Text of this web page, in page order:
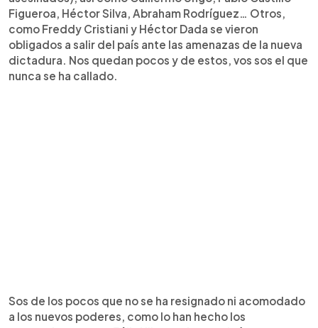
Figueroa, Héctor Silva, Abraham Rodríguez… Otros,
como Freddy Cristiani y Héctor Dada se vieron
obligados a salir del país ante las amenazas de la nueva
dictadura. Nos quedan pocos y de estos, vos sos el que
nunca se ha callado.
Sos de los pocos que no se ha resignado ni acomodado
a los nuevos poderes, como lo han hecho los